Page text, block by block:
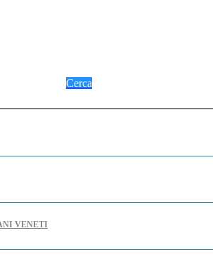
Cerca
VENETI